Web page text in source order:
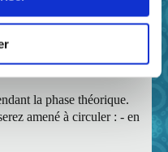
la phase théorique.
amené à circuler : - en